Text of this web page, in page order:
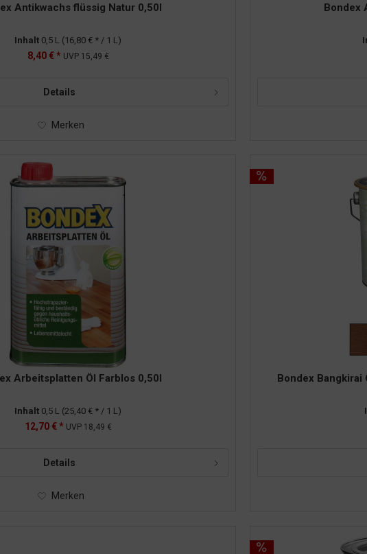
Antikwachs flüssig Natur 0,50l
Inhalt 0,5 L (16,80 € * / 1 L)
8,40 € * UVP 15,49 €
Details
Merken
Bondex
Arbeitsplatten Öl Farblos 0,50l
Inhalt 0,5 L (25,40 € * / 1 L)
12,70 € * UVP 18,49 €
Details
Merken
Bondex